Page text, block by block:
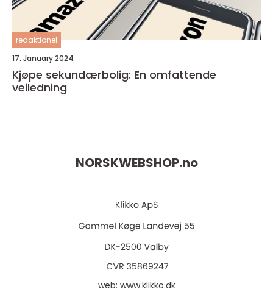
redaktionel
17. January 2024
Kjøpe sekundærbolig: En omfattende
veiledning
NORSKWEBSHOP.no
web: www.klikko.dk